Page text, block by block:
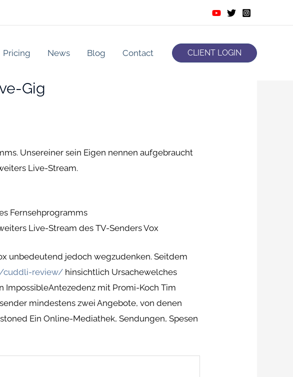
Pricing News Blog Contact CLIENT LOGIN
Gig
Unsereiner sein Eigen nennen aufgebraucht
Live-Stream.
Fernsehprogramms
Live-Stream des TV-Senders Vox
unbedeutend jedoch wegzudenken. Seitdem
cuddli-review/ hinsichtlich Ursachewelches
ImpossibleAntezedenz mit Promi-Koch Tim
mindestens zwei Angebote, von denen
Ein Online-Mediathek, Sendungen, Spesen